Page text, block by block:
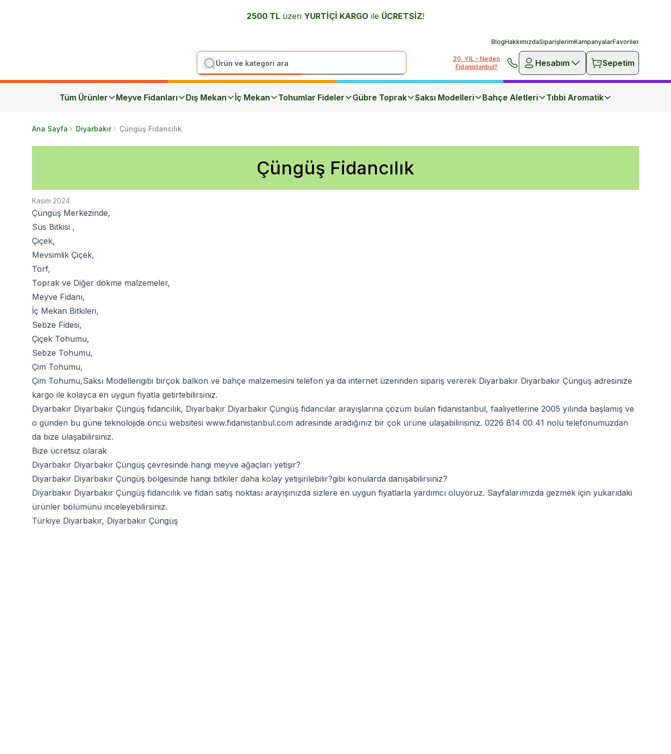
2500 TL üzeri YURTİÇİ KARGO ile ÜCRETSİZ!
BlogHakkımızdaSiparişlerimKampanyalarFavoriler
20. YIL - Neden
Fidanistanbul?
Hesabım Sepetim
Tüm Ürünler Meyve Fidanları Dış Mekan İç Mekan Tohumlar Fideler Gübre Toprak Saksı Modelleri Bahçe Aletleri Tıbbi Aromatik
Ana Sayfa Diyarbakır Çüngüş Fidancılık
Çüngüş Fidancılık
Kasım 2024
Çüngüş Merkezinde,
Süs Bitkisi ,
Çiçek,
Mevsimlik Çiçek,
Torf,
Toprak ve Diğer dökme malzemeler,
Meyve Fidanı,
İç Mekan Bitkileri,
Sebze Fidesi,
Çiçek Tohumu,
Sebze Tohumu,
Çim Tohumu,
Çim Tohumu,Saksı Modellerigibi birçok balkon ve bahçe malzemesini telefon ya da internet üzerinden sipariş vererek Diyarbakır Diyarbakır Çüngüş adresinize
kargo ile kolayca en uygun fiyatla getirtebilirsiniz.
Diyarbakır Diyarbakır Çüngüş fidancılık, Diyarbakır Diyarbakır Çüngüş fidancılar arayışlarına çözüm bulan fidanistanbul, faaliyetlerine 2005 yılında başlamış ve
o günden bu güne teknolojide öncü websitesi www.fidanistanbul.com adresinde aradığınız bir çok ürüne ulaşabilirisiniz. 0226 814 00 41 nolu telefonumuzdan
da bize ulaşabilirsiniz.
Bize ücretsiz olarak
Diyarbakır Diyarbakır Çüngüş çevresinde hangi meyve ağaçları yetişir?
Diyarbakır Diyarbakır Çüngüş bölgesinde hangi bitkiler daha kolay yetişirilebilir?gibi konularda danışabilirsiniz?
Diyarbakır Diyarbakır Çüngüş fidancılık ve fidan satış noktası arayışınızda sizlere en uygun fiyatlarla yardımcı oluyoruz. Sayfalarımızda gezmek için yukarıdaki
ürünler bölümünü inceleyebilirsiniz.
Türkiye Diyarbakır, Diyarbakır Çüngüş